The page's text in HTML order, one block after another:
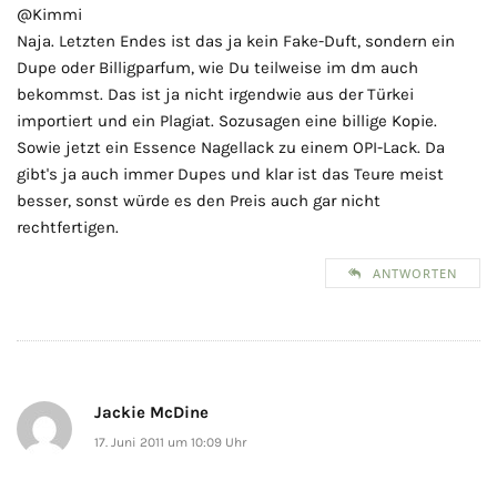
@Kimmi
Naja. Letzten Endes ist das ja kein Fake-Duft, sondern ein
Dupe oder Billigparfum, wie Du teilweise im dm auch
bekommst. Das ist ja nicht irgendwie aus der Türkei
importiert und ein Plagiat. Sozusagen eine billige Kopie.
Sowie jetzt ein Essence Nagellack zu einem OPI-Lack. Da
gibt's ja auch immer Dupes und klar ist das Teure meist
besser, sonst würde es den Preis auch gar nicht
rechtfertigen.
ANTWORTEN
Jackie McDine
17. Juni 2011 um 10:09 Uhr